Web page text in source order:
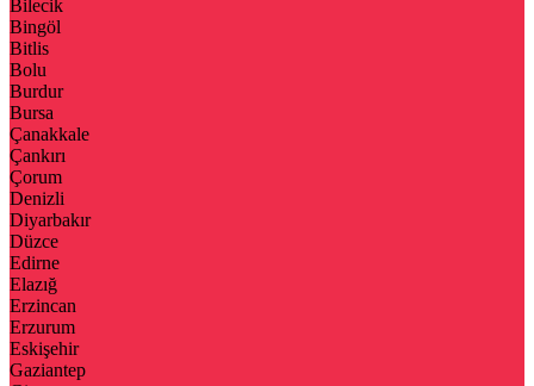
Bilecik
Bingöl
Bitlis
Bolu
Burdur
Bursa
Çanakkale
Çankırı
Çorum
Denizli
Diyarbakır
Düzce
Edirne
Elazığ
Erzincan
Erzurum
Eskişehir
Gaziantep